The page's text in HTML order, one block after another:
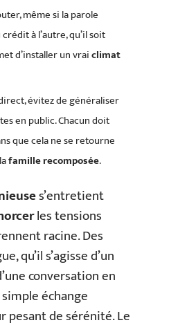
même si la parole
à l’autre, qu’il soit
d’installer un vraiclimat
évitez de généraliser
en public. Chacun doit
que cela ne se retourne
famille recomposée.
s’entretient
les tensions
racine. Des
qu’il s’agisse d’un
conversation en
échange
pesant de sérénité. Le